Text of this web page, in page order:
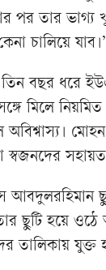
পর তার ভাগ্য
চালিয়ে
তিন বছর ধরে
মিলে
স্বজনদের
আবদুলরহিমান
ছুটি হয়ে
তালিকায় যুক্ত